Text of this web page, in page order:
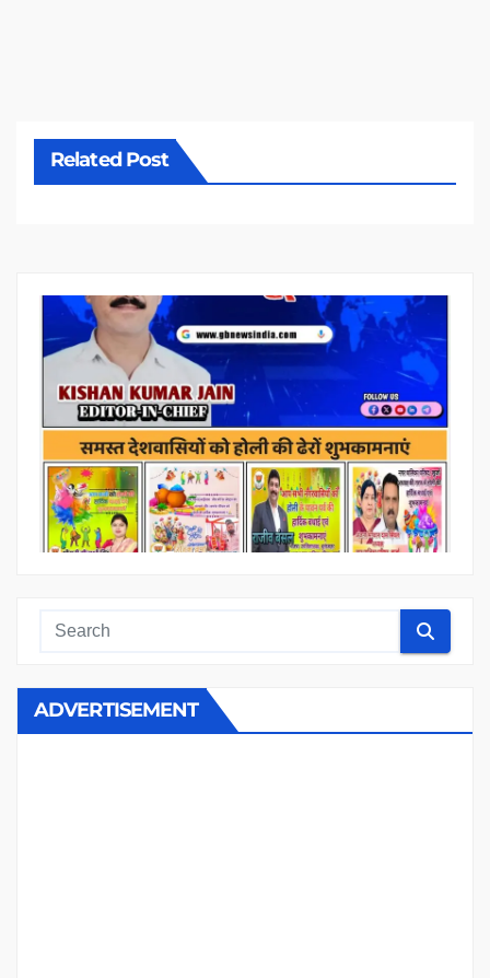
Related Post
ADVERTISEMENT